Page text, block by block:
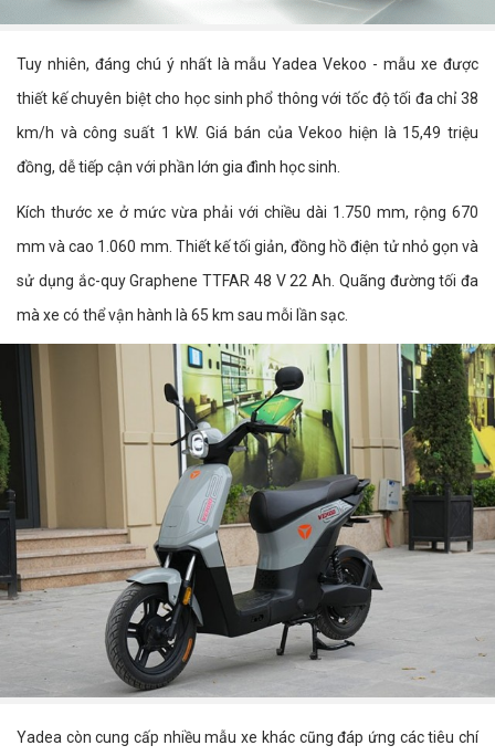
Tuy nhiên, đáng chú ý nhất là mẫu Yadea Vekoo - mẫu xe được
thiết kế chuyên biệt cho học sinh phổ thông với tốc độ tối đa chỉ 38
km/h và công suất 1 kW. Giá bán của Vekoo hiện là 15,49 triệu
đồng, dễ tiếp cận với phần lớn gia đình học sinh.
Kích thước xe ở mức vừa phải với chiều dài 1.750 mm, rộng 670
mm và cao 1.060 mm. Thiết kế tối giản, đồng hồ điện tử nhỏ gọn và
sử dụng ắc-quy Graphene TTFAR 48 V 22 Ah. Quãng đường tối đa
mà xe có thể vận hành là 65 km sau mỗi lần sạc.
Yadea còn cung cấp nhiều mẫu xe khác cũng đáp ứng các tiêu chí